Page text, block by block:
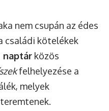
nem csupán az édes
családi kötelékek
naptár közös
felhelyezése a
melyek